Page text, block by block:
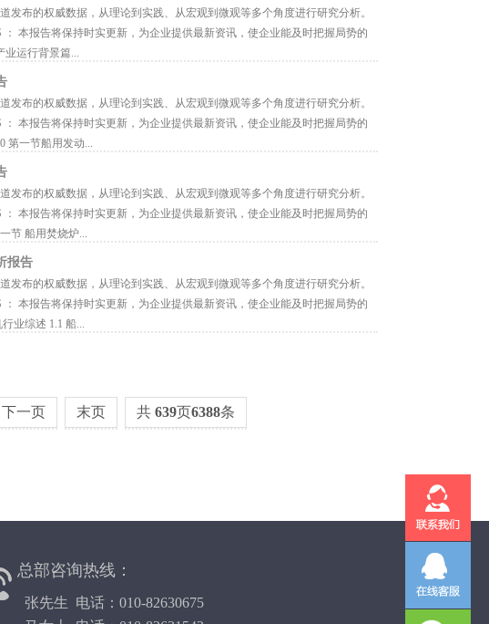
布的权威数据，从理论到实践、从宏观到微观等多个角度进行研究分析。
本报告将保持时实更新，为企业提供最新资讯，使企业能及时把握局势的
业运行背景篇...
布的权威数据，从理论到实践、从宏观到微观等多个角度进行研究分析。
本报告将保持时实更新，为企业提供最新资讯，使企业能及时把握局势的
第一节船用发动...
布的权威数据，从理论到实践、从宏观到微观等多个角度进行研究分析。
本报告将保持时实更新，为企业提供最新资讯，使企业能及时把握局势的
节 船用焚烧炉...
报告
布的权威数据，从理论到实践、从宏观到微观等多个角度进行研究分析。
本报告将保持时实更新，为企业提供最新资讯，使企业能及时把握局势的
业综述 1.1 船...
下一页 末页 共 639页6388条
总部咨询热线：
张先生 电话：010-82630675